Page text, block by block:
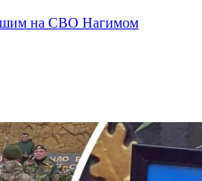
на СВО Нагимом